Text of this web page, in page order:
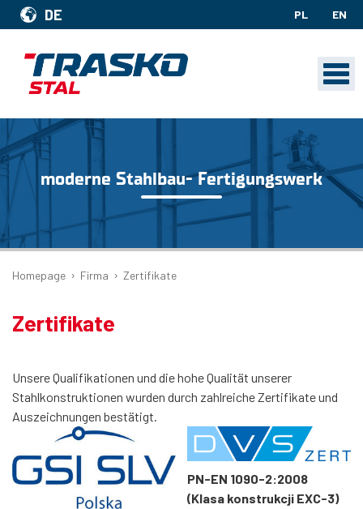
DE PL EN
moderne Stahlbau- Fertigungswerk
Homepage › Firma › Zertifikate
Zertifikate
Unsere Qualifikationen und die hohe Qualität unserer
Stahlkonstruktionen wurden durch zahlreiche Zertifikate und
Auszeichnungen bestätigt.
PN-EN 1090-2:2008
(Klasa konstrukcji EXC-3)